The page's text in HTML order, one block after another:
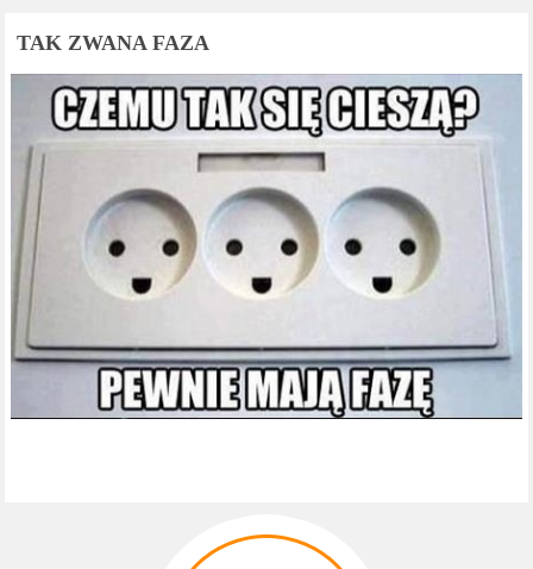
TAK ZWANA FAZA